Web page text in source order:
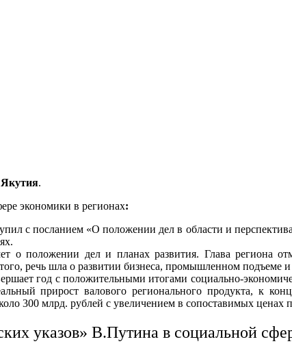
Якутия.
экономики в регионах:
с посланием «О положении дел в области и
о положении дел и планах развития. Глава региона
речь шла о развитии бизнеса, промышленном подъеме и
год с положительными итогами социально-
прирост валового регионального продукта, к
300 млрд. рублей с увеличением в сопоставимых ценах
указов» В.Путина в социальной